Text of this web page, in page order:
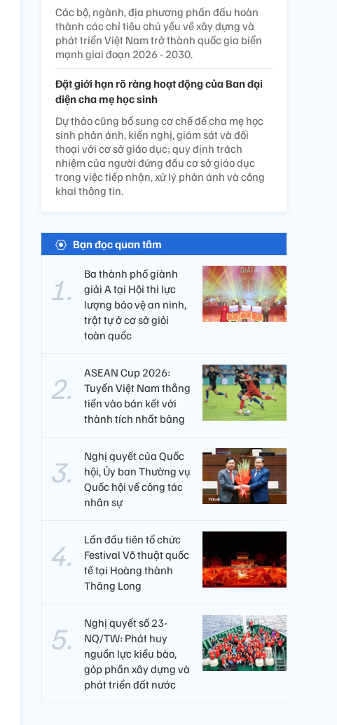
Các bộ, ngành, địa phương phấn đấu hoàn
thành các chỉ tiêu chủ yếu về xây dựng và
phát triển Việt Nam trở thành quốc gia biển
mạnh giai đoạn 2026 - 2030.
Đặt giới hạn rõ ràng hoạt động của Ban đại
diện cha mẹ học sinh
Dự thảo cũng bổ sung cơ chế để cha mẹ học
sinh phản ánh, kiến nghị, giám sát và đối
thoại với cơ sở giáo dục; quy định trách
nhiệm của người đứng đầu cơ sở giáo dục
trong việc tiếp nhận, xử lý phản ánh và công
khai thông tin.
Bạn đọc quan tâm
Ba thành phố giành
giải A tại Hội thi lực
lượng bảo vệ an ninh,
trật tự ở cơ sở giỏi
toàn quốc
ASEAN Cup 2026:
Tuyển Việt Nam thẳng
tiến vào bán kết với
thành tích nhất bảng
Nghị quyết của Quốc
hội, Ủy ban Thường vụ
Quốc hội về công tác
nhân sự
Lần đầu tiên tổ chức
Festival Võ thuật quốc
tế tại Hoàng thành
Thăng Long
Nghị quyết số 23-
NQ/TW: Phát huy
nguồn lực kiều bào,
góp phần xây dựng và
phát triển đất nước